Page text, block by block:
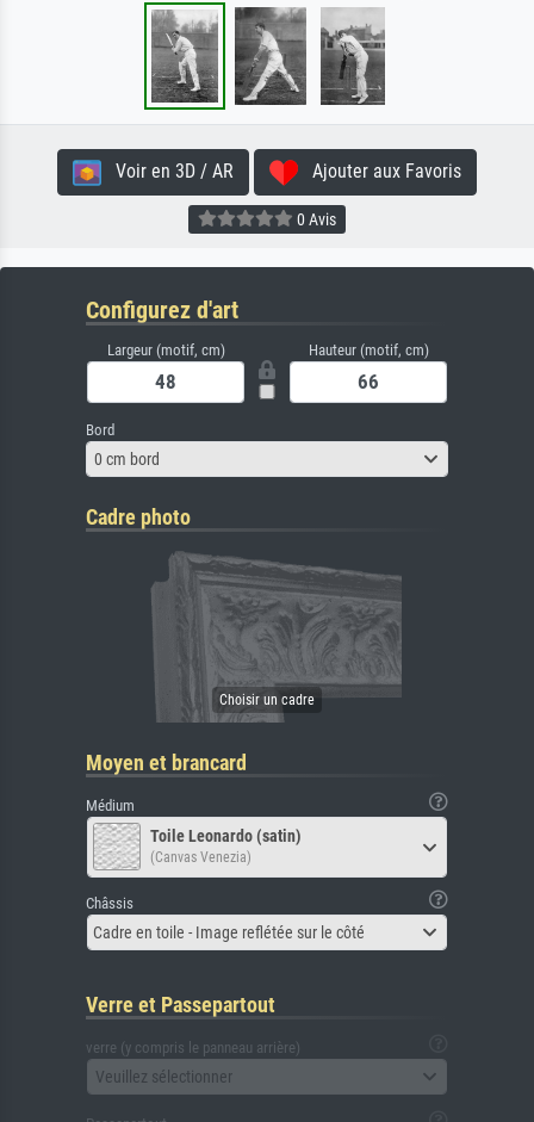
Voir en 3D / AR Ajouter aux Favoris
0 Avis
Configurez d'art
Largeur (motif, cm) Hauteur (motif, cm)
Bord
0 cm bord
Cadre photo
Moyen et brancard
Médium
Toile Leonardo (satin)
(Canvas Venezia)
Châssis
Cadre en toile - Image reflétée sur le côté
Verre et Passepartout
verre (y compris le panneau arrière)
Veuillez sélectionner